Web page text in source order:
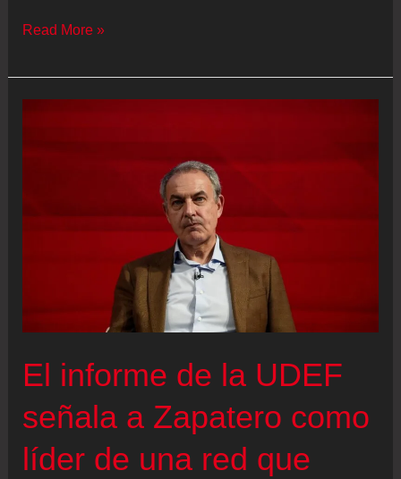
Hombre
golpeó
en
fue
detenido
con
droga
Read More »
El informe de la UDEF
señala a Zapatero como
líder de una red que